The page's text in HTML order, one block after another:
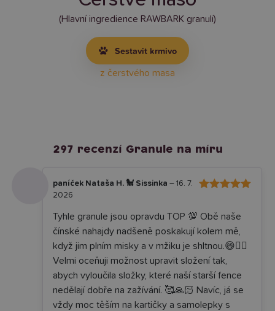
(Hlavní ingredience RAWBARK granulí)
Sestavit krmivo
z čerstvého masa
297 recenzí Granule na míru
paníček Nataša H. 🐩 Sissinka– 16. 7.
2026
Tyhle granule jsou opravdu TOP 💯 Obě naše
čínské nahajdy nadšeně poskakují kolem mě,
když jim plním misky a v mžiku je shltnou.😄👌🏼
Velmi oceňuji možnost upravit složení tak,
abych vyloučila složky, které naší starší fence
nedělají dobře na zažívání. 🥰🙏🏻 Navíc, já se
vždy moc těším na kartičky a samolepky s